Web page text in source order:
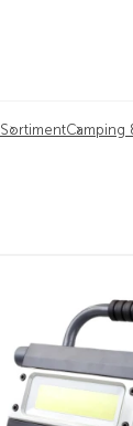
SortimentCamping